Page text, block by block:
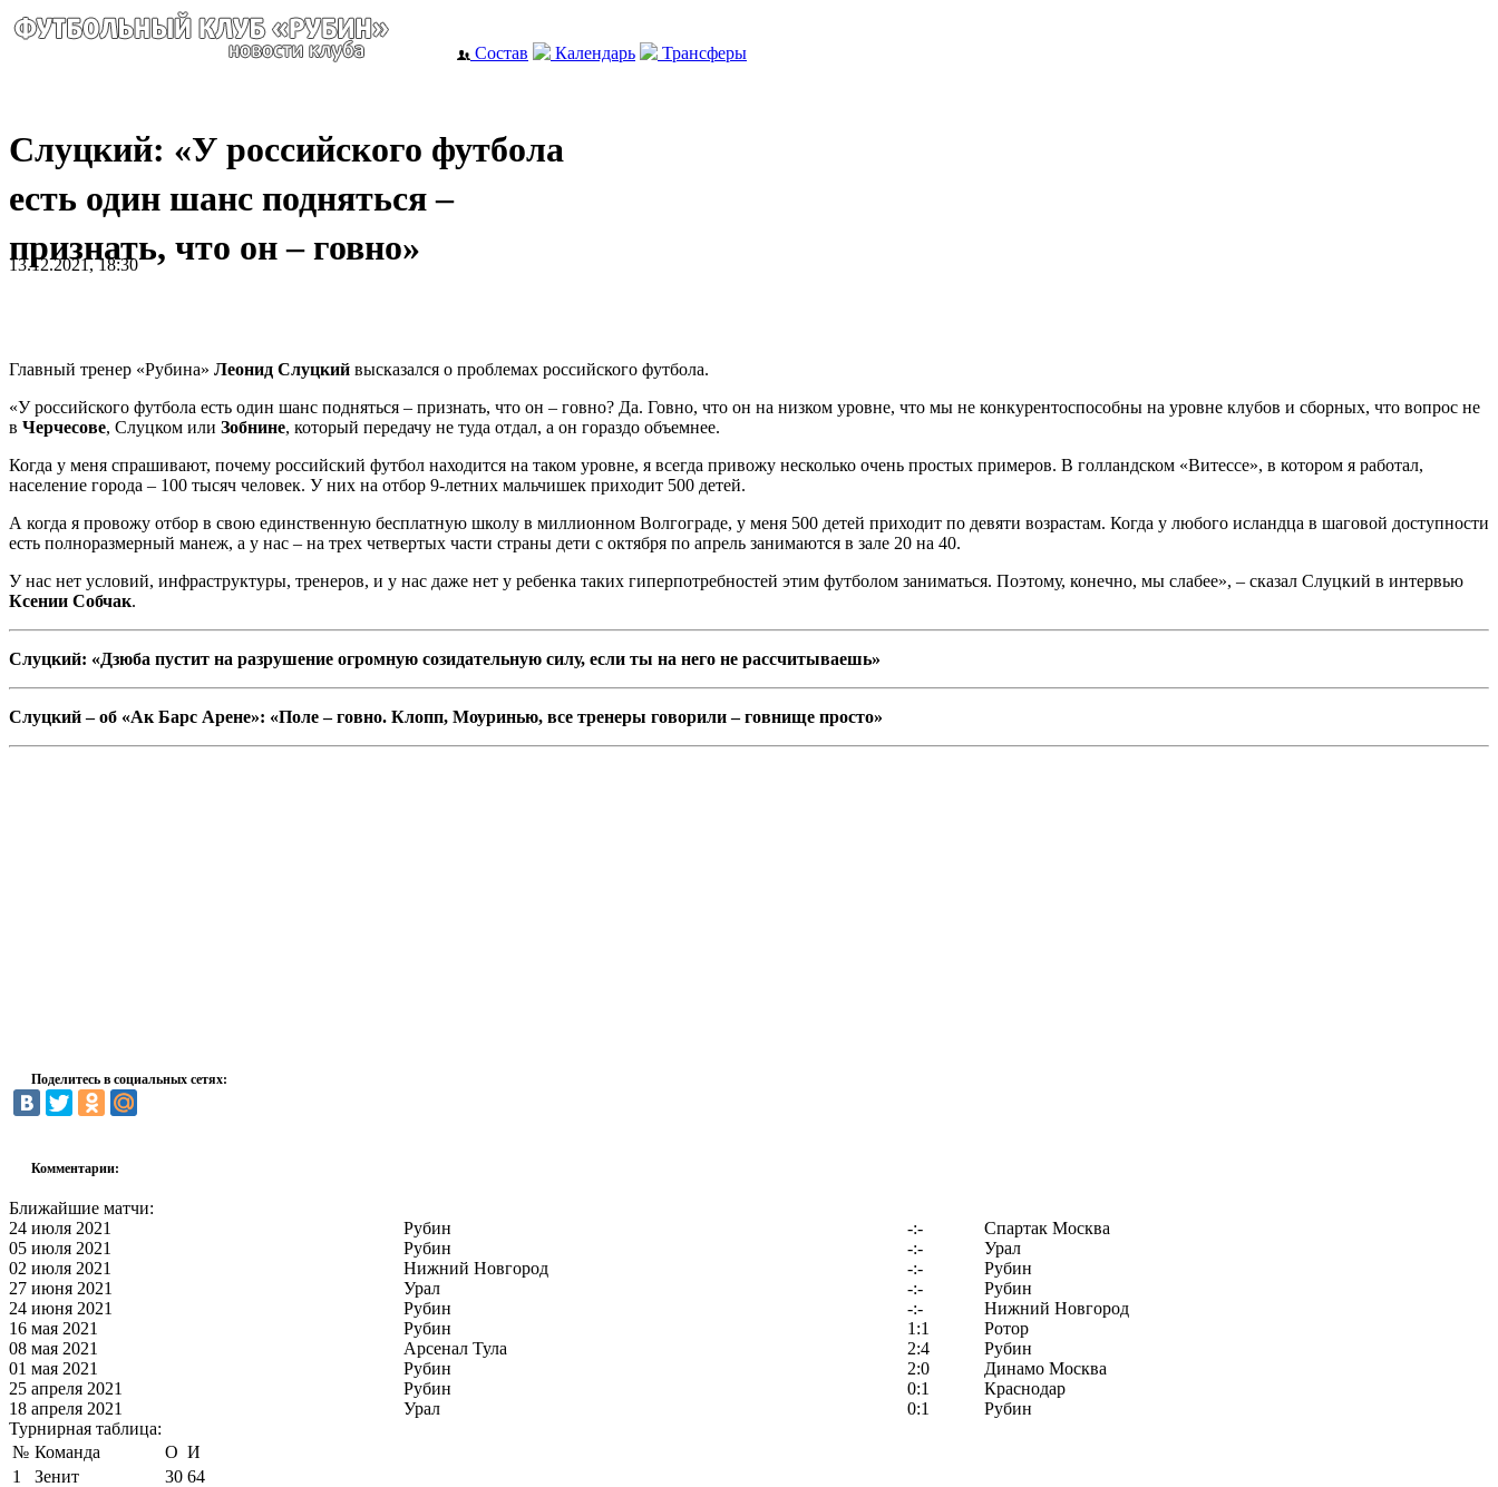
Состав Календарь Трансферы
Слуцкий: «У российского футбола
есть один шанс подняться –
признать, что он – говно»
13.12.2021, 18:30
Главный тренер «Рубина» Леонид Слуцкий высказался о проблемах российского футбола.
«У российского футбола есть один шанс подняться – признать, что он – говно? Да. Говно, что он на низком уровне, что мы не конкурентоспособны на уровне клубов и сборных, что вопрос не
в Черчесове, Слуцком или Зобнине, который передачу не туда отдал, а он гораздо объемнее.
Когда у меня спрашивают, почему российский футбол находится на таком уровне, я всегда привожу несколько очень простых примеров. В голландском «Витессе», в котором я работал,
население города – 100 тысяч человек. У них на отбор 9-летних мальчишек приходит 500 детей.
А когда я провожу отбор в свою единственную бесплатную школу в миллионном Волгограде, у меня 500 детей приходит по девяти возрастам. Когда у любого исландца в шаговой доступности
есть полноразмерный манеж, а у нас – на трех четвертых части страны дети с октября по апрель занимаются в зале 20 на 40.
У нас нет условий, инфраструктуры, тренеров, и у нас даже нет у ребенка таких гиперпотребностей этим футболом заниматься. Поэтому, конечно, мы слабее», – сказал Слуцкий в интервью
Ксении Собчак.
Слуцкий: «Дзюба пустит на разрушение огромную созидательную силу, если ты на него не рассчитываешь»
Слуцкий – об «Ак Барс Арене»: «Поле – говно. Клопп, Моуринью, все тренеры говорили – говнище просто»
Поделитесь в социальных сетях:
Комментарии:
Ближайшие матчи:
24 июля 2021
Рубин -:-
Спартак Москва
05 июля 2021
Рубин -:-
Урал
02 июля 2021
Нижний Новгород -:-
Рубин
27 июня 2021
Урал -:-
Рубин
24 июня 2021
Рубин -:-
Нижний Новгород
16 мая 2021
Рубин 1:1
Ротор
08 мая 2021
Арсенал Тула 2:4
Рубин
01 мая 2021
Рубин 2:0
Динамо Москва
25 апреля 2021
Рубин 0:1
Краснодар
18 апреля 2021
Урал 0:1
Рубин
Турнирная таблица:
№ Команда О И
1
Зенит 30 64